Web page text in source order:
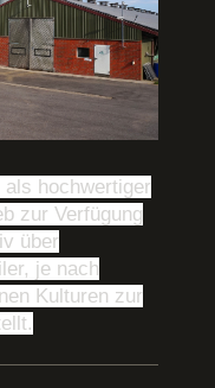
hochwertiger
zur Verfügung
über
je nach
Kulturen zur